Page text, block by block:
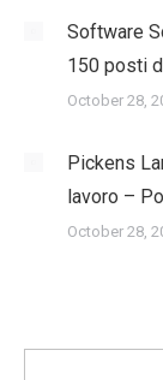
Software
150 posti
October 28,
Pickens
lavoro –
October 28,